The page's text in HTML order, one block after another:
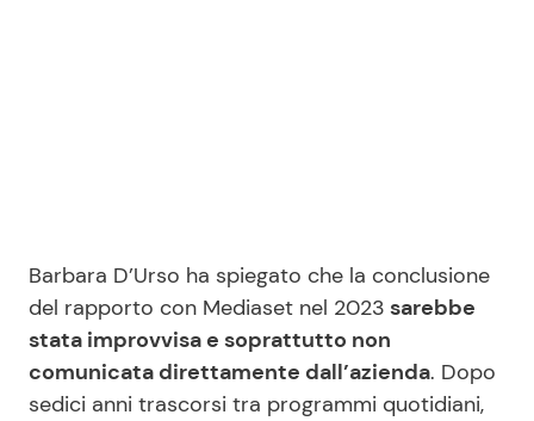
Barbara D’Urso ha spiegato che la conclusione
del rapporto con Mediaset nel 2023 sarebbe
stata improvvisa e soprattutto non
comunicata direttamente dall’azienda. Dopo
sedici anni trascorsi tra programmi quotidiani,